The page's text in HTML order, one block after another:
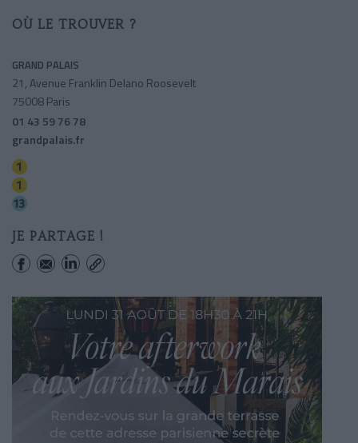
OÙ LE TROUVER ?
GRAND PALAIS
21, Avenue Franklin Delano Roosevelt
75008 Paris
01 43 59 76 78
grandpalais.fr
JE PARTAGE !